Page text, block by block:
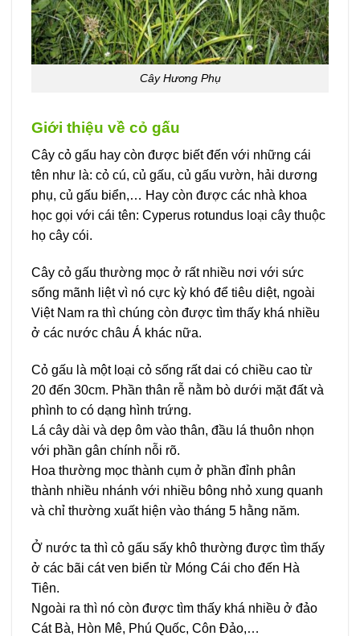
Cây Hương Phụ
Giới thiệu về cỏ gấu
Cây cỏ gấu hay còn được biết đến với những cái
tên như là: cỏ cú, củ gấu, củ gấu vườn, hải dương
phụ, củ gấu biển,… Hay còn được các nhà khoa
học gọi với cái tên: Cyperus rotundus loại cây thuộc
họ cây cói.
Cây cỏ gấu thường mọc ở rất nhiều nơi với sức
sống mãnh liệt vì nó cực kỳ khó để tiêu diệt, ngoài
Việt Nam ra thì chúng còn được tìm thấy khá nhiều
ở các nước châu Á khác nữa.
Cỏ gấu là một loại cỏ sống rất dai có chiều cao từ
20 đến 30cm. Phần thân rễ nằm bò dưới mặt đất và
phình to có dạng hình trứng.
Lá cây dài và dẹp ôm vào thân, đầu lá thuôn nhọn
với phần gân chính nỗi rõ.
Hoa thường mọc thành cụm ở phần đỉnh phân
thành nhiều nhánh với nhiều bông nhỏ xung quanh
và chỉ thường xuất hiện vào tháng 5 hằng năm.
Ở nước ta thì cỏ gấu sấy khô thường được tìm thấy
ở các bãi cát ven biển từ Móng Cái cho đến Hà
Tiên.
Ngoài ra thì nó còn được tìm thấy khá nhiều ở đảo
Cát Bà, Hòn Mê, Phú Quốc, Côn Đảo,…